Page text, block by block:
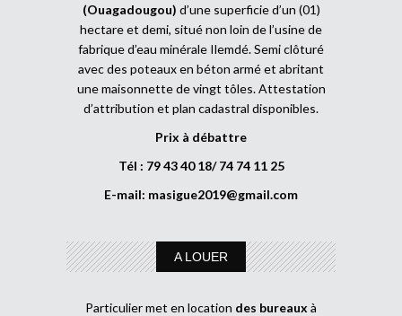
(Ouagadougou) d’une superficie d’un (01)
hectare et demi, situé non loin de l’usine de
fabrique d’eau minérale Ilemdé. Semi clôturé
avec des poteaux en béton armé et abritant
une maisonnette de vingt tôles. Attestation
d’attribution et plan cadastral disponibles.
Prix à débattre
Tél : 79 43 40 18/ 74 74 11 25
E-mail: masigue2019@gmail.com
A LOUER
Particulier met en location des bureaux à